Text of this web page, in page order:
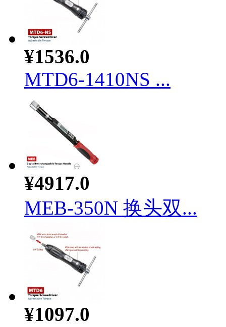
¥1536.0
MTD6-1410NS ...
¥4917.0
MEB-350N 换头双...
¥1097.0